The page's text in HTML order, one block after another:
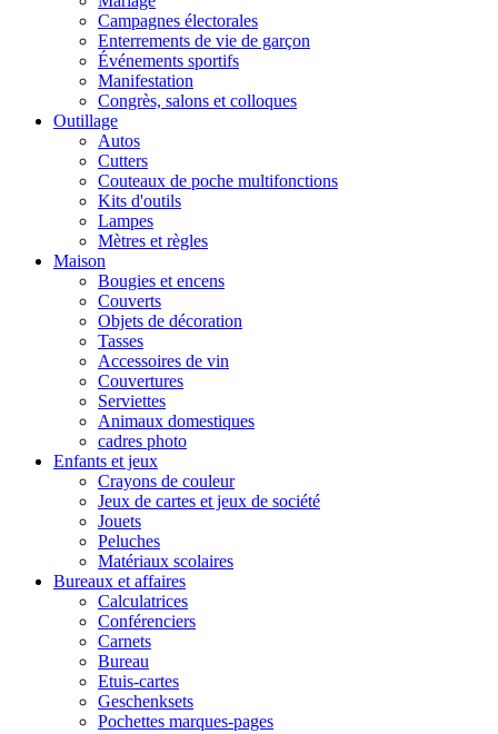
Campagnes électorales
Enterrements de vie de garçon
Événements sportifs
Manifestation
Congrès, salons et colloques
Outillage
Autos
Cutters
Couteaux de poche multifonctions
Kits d'outils
Lampes
Mètres et règles
Maison
Bougies et encens
Couverts
Objets de décoration
Tasses
Accessoires de vin
Couvertures
Serviettes
Animaux domestiques
cadres photo
Enfants et jeux
Crayons de couleur
Jeux de cartes et jeux de société
Jouets
Peluches
Matériaux scolaires
Bureaux et affaires
Calculatrices
Conférenciers
Carnets
Bureau
Etuis-cartes
Geschenksets
Pochettes marques-pages